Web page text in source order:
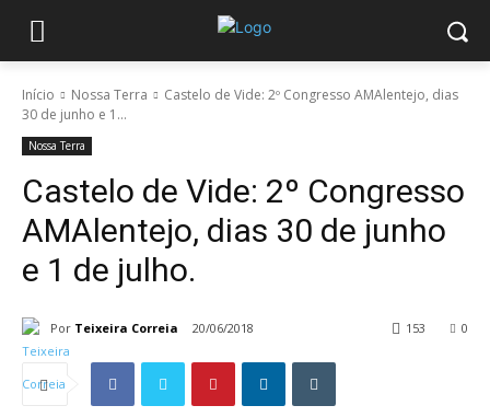
Início Nossa Terra
Castelo de Vide: 2º Congresso AMAlentejo, dias
30 de junho e 1...
Nossa Terra
Castelo de Vide: 2º Congresso
AMAlentejo, dias 30 de junho
e 1 de julho.
Por Teixeira Correia 20/06/2018 0
153